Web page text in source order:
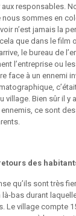
aux responsables.
sommes en
n’est jamais la
que dans le film
le bureau de
l’entreprise ou les
face à un ennemi
village. Bien sûr il y
ce sont
des
qu’ils sont très
bas durant
Le village compte